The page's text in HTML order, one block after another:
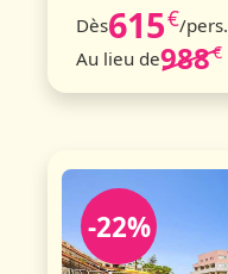
Dès615€/pers.
Au lieu de988€
-22%